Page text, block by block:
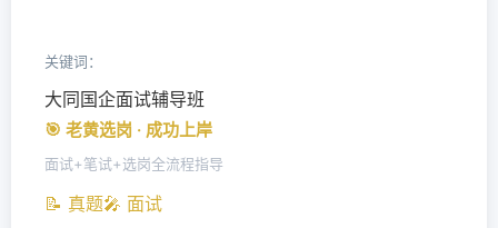
关键词：
大同国企面试辅导班
🎯 老黄选岗 · 成功上岸
面试+笔试+选岗全流程指导
📝 真题🎤 面试